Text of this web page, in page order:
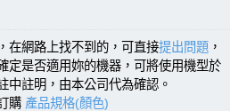
在網路上找不到的，可直接提出問題 ，
定是否適用妳的機器，可將使用機型於
中註明，由本公司代為確認。
購 產品規格(顏色)